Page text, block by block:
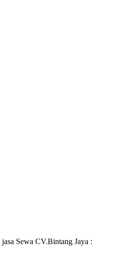
Sеwа CV.Bintang Jaya :